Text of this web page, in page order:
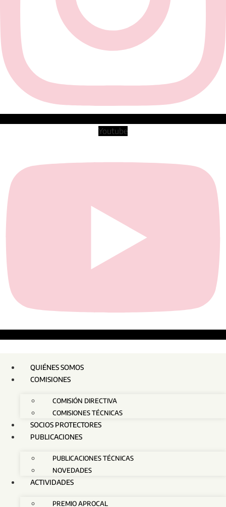
Youtube
QUIÉNES SOMOS
COMISIONES
COMISIÓN DIRECTIVA
COMISIONES TÉCNICAS
SOCIOS PROTECTORES
PUBLICACIONES
PUBLICACIONES TÉCNICAS
NOVEDADES
ACTIVIDADES
PREMIO APROCAL